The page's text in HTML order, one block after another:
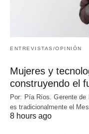
ENTREVISTAS/OPINIÓN
Mujeres y
construyendo el
Por: Pía Ríos. Gerente
es tradicionalmente el
8 hours ago